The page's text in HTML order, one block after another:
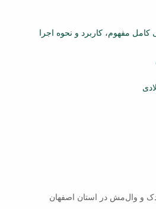
مفهوم، کاربرد و نحوه اجرا
دک و وال‌مش در استان اصفهان